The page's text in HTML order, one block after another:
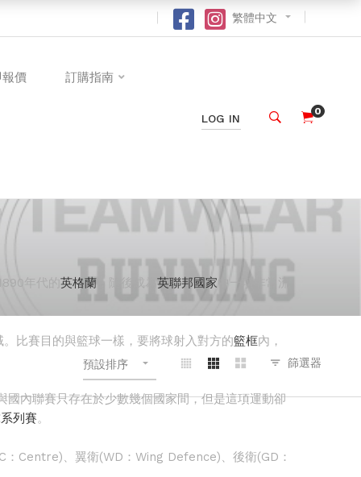
繁體中文
價 訂購指南
LOG IN
0
年代的 英格蘭 ，隨後成為 英聯邦國家
比賽目的與籃球一樣，要將球射入對方的籃框內，
內聯賽只存在於少數幾個國家間，但是這項運動卻
列賽。
Centre)、翼衛(WD：Wing Defence)、後衛(GD：
預設排序 篩選器